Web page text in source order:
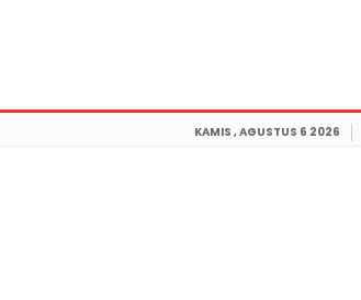
KAMIS , AGUSTUS 6 2026